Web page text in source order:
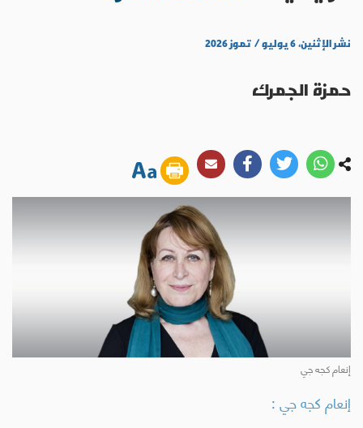
نشر الإثنين، ٦ يوليو / تموز ٢٠٢٦
حمزة الجمرك
إنعام كجه جي
إنعام كجه جي :